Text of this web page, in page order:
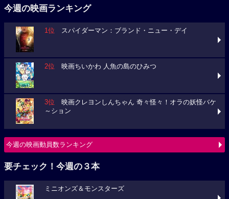
今週の映画ランキング
1位 スパイダーマン：ブランド・ニュー・デイ
2位 映画ちいかわ 人魚の島のひみつ
3位 映画クレヨンしんちゃん 奇々怪々！オラの妖怪バケ
～ション
今週の映画動員数ランキング
要チェック！今週の３本
ミニオンズ＆モンスターズ